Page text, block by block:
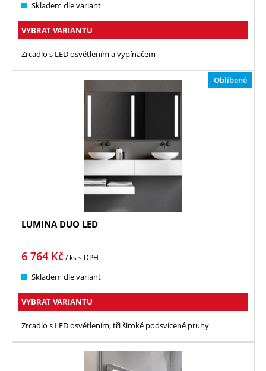
Skladem dle variant
VYBRAT VARIANTU
Zrcadlo s LED osvětlením a vypínačem
Oblíbené
LUMINA DUO LED
6 764 Kč/ kss DPH
Skladem dle variant
VYBRAT VARIANTU
Zrcadlo s LED osvětlením, tři široké podsvícené pruhy